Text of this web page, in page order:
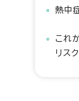
熱中
これ
リス